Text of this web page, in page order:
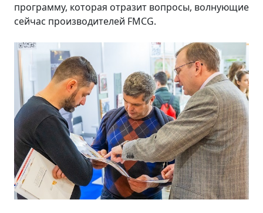
программу, которая отразит вопросы, волнующие
сейчас производителей FMCG.